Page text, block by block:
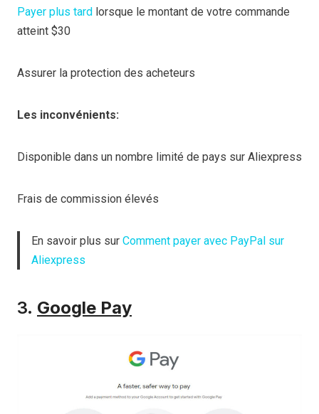
Payer plus tard lorsque le montant de votre commande
atteint $30
Assurer la protection des acheteurs
Les inconvénients:
Disponible dans un nombre limité de pays sur Aliexpress
Frais de commission élevés
En savoir plus sur Comment payer avec PayPal sur
Aliexpress
3. Google Pay